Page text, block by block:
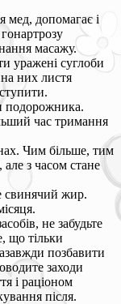
мед, допомагає і
масажу.
уражені суглоби
них листя
подорожника.
час тримання
Чим більше, тим
з часом стане
свинячий жир.
не забудьте
що тільки
позбавити
заходи
і раціоном
після.